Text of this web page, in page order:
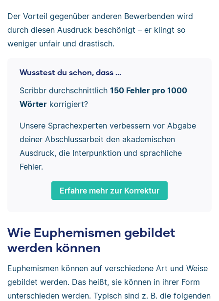
Der Vorteil gegenüber anderen Bewerbenden wird
durch diesen Ausdruck beschönigt – er klingt so
weniger unfair und drastisch.
Wusstest du schon, dass ...
Scribbr durchschnittlich 150 Fehler pro 1000
Wörterkorrigiert?
Unsere Sprachexperten verbessern vor Abgabe
deiner Abschlussarbeit den akademischen
Ausdruck, die Interpunktion und sprachliche
Fehler.
Erfahre mehr zur Korrektur
Wie Euphemismen gebildet
werden können
Euphemismen können auf verschiedene Art und Weise
gebildet werden. Das heißt, sie können in ihrer Form
unterschieden werden. Typisch sind z. B. die folgenden